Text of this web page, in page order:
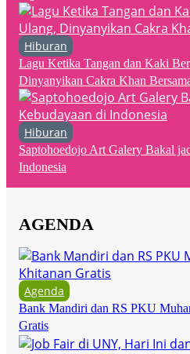
Hiburan
Lagu Ketika Tangan dan Kaki
Dinyanyikan Cakra Khan
Hiburan
Saptohoedojo Art Galery Bakal
Indonesia
AGENDA
Agenda
Bank Mandiri dan RS PKU
Gratis